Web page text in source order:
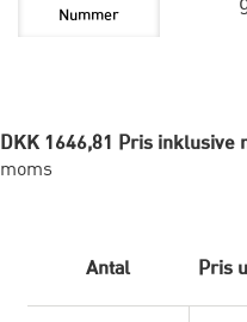
DKK 1646,81 Pris inklusive
moms
Antal Pris